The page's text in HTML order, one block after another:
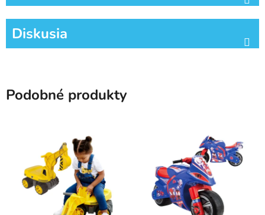
Diskusia
Podobné produkty